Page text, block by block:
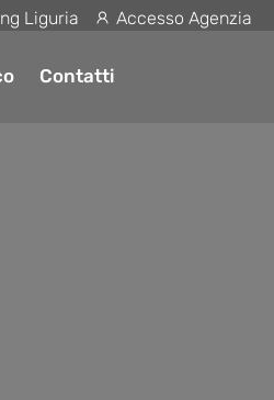
Liguria Accesso Agenzia
Contatti